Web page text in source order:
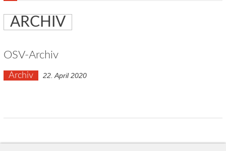
ARCHIV
OSV-Archiv
Archiv 22. April 2020